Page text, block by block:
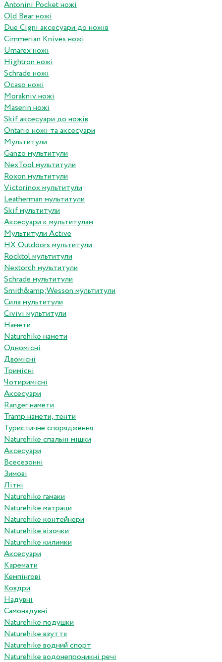
Antonini Pocket ножі
Old Bear ножі
Due Cigni аксесуари до ножів
Cimmerian Knives ножі
Umarex ножі
Hightron ножі
Schrade ножі
Ocaso ножі
Morakniv ножі
Maserin ножі
Skif аксесуари до ножів
Ontario ножі та аксесуари
Мультитули
Ganzo мультитули
NexTool мультитули
Roxon мультитули
Victorinox мультитули
Leatherman мультитули
Skif мультитули
Аксесуари к мультитулам
Мультитули Active
HX Outdoors мультитули
Rocktol мультитули
Nextorch мультитули
Schrade мультитули
Smith&amp;Wesson мультитули
Сила мультитули
Civivi мультитули
Намети
Naturehike намети
Одномісні
Двомісні
Тримісні
Чотиримісні
Аксесуари
Ranger намети
Tramp намети, тенти
Туристичне спорядження
Naturehike спальні мішки
Аксесуари
Всесезонні
Зимові
Літні
Naturehike гамаки
Naturehike матраци
Naturehike контейнери
Naturehike візочки
Naturehike килимки
Аксесуари
Каремати
Кемпінгові
Ковдри
Надувні
Самонадувні
Naturehike подушки
Naturehike взуття
Naturehike водний спорт
Naturehike водонепроникні речі